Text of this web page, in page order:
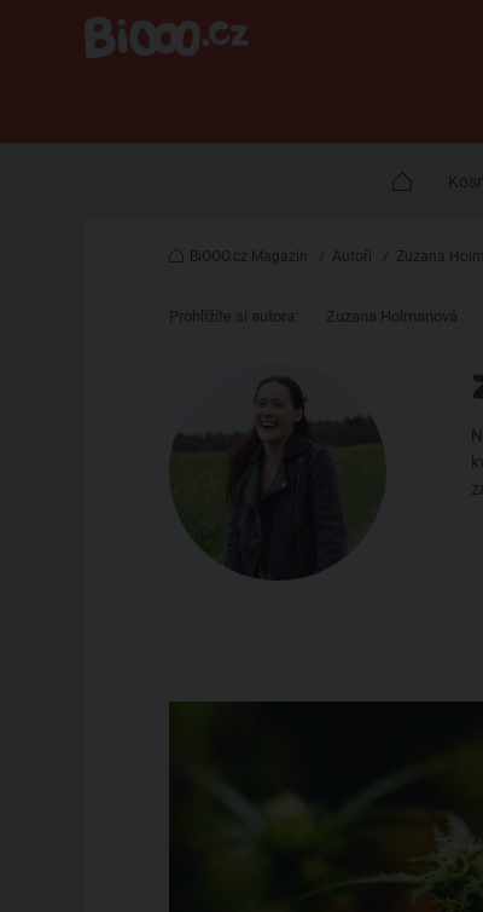
BiOOO.cz Magazin / Autoři / Zuzana
Prohlížíte si autora: Zuzana Holmanová